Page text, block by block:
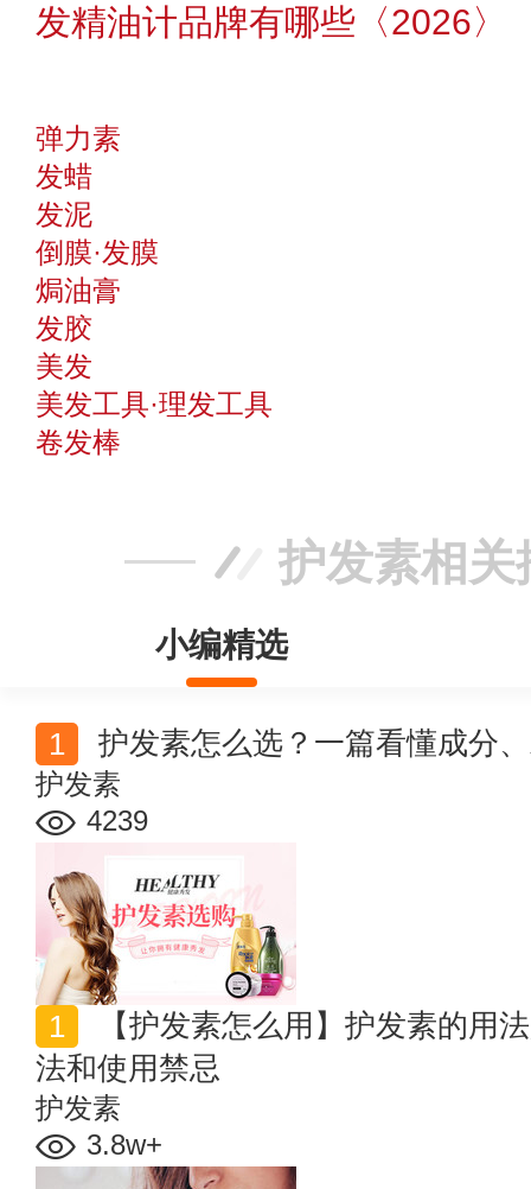
发精油计品牌有哪些〈2026〉
弹力素
发蜡
发泥
倒膜·发膜
焗油膏
发胶
美发
美发工具·理发工具
卷发棒
护发素相关
小编精选
护发素怎么选？一篇看懂成分
护发素
4239
法和使用禁忌
护发素
3.8w+